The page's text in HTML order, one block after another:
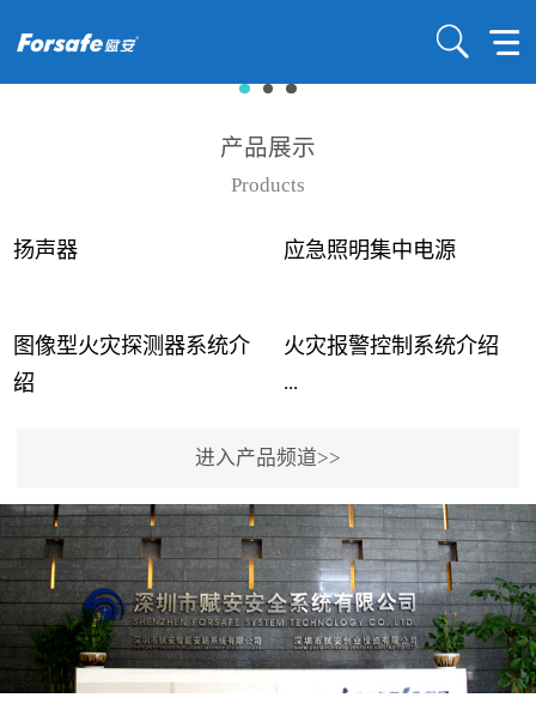
产品展示
Products
扬声器 应急照明集中电源
图像型火灾探测器系统介
绍
...
事故频发，传统的火灾探
测方法已无法满足要求。
尤其是目前众多的大型影
剧院、会议展览中心、体
育馆、大型仓库和隧道空
间等，其建筑结构特殊、
火灾报警控制系统介绍
...
用了具有仲裁机制和冗余
校验的总线传输技术、线
路状态检测与保护技术、
后向光电感烟探测技术、
高可靠的系统抗干扰技术
等多项专利技术和专有技
进入产品频道>>